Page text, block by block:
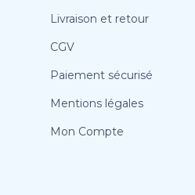
Livraison et retour
CGV
Paiement sécurisé
Mentions légales
Mon Compte